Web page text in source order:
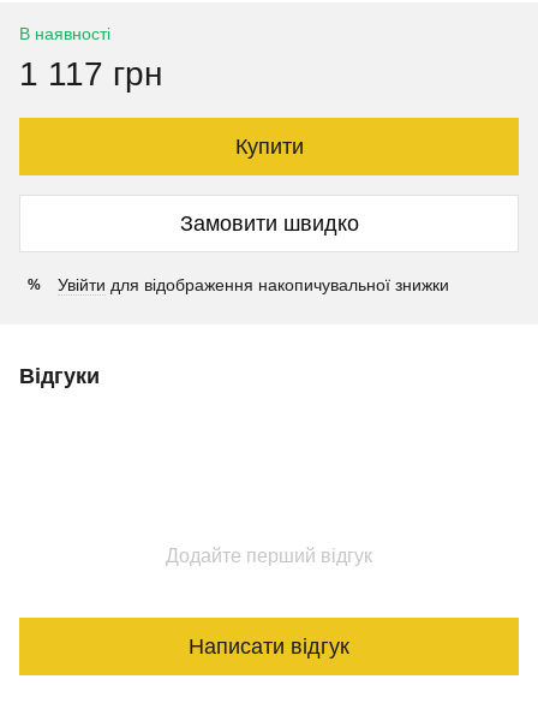
В наявності
1 117 грн
Купити
Замовити швидко
% Увійти для відображення накопичувальної знижки
Відгуки
Додайте перший відгук
Написати відгук